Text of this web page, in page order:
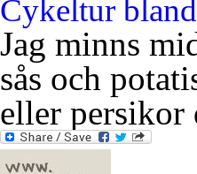
Cykeltur
Jag minns
sås och
eller